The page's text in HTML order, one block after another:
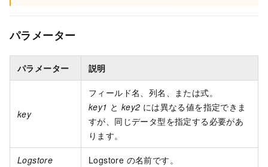
パラメーター
パラメーター 説明
key
フィールド名、列名、または式。
key1 と key2 には異なる値を指定できま
すが、同じデータ型を指定する必要があ
ります。
Logstore Logstore の名前です。